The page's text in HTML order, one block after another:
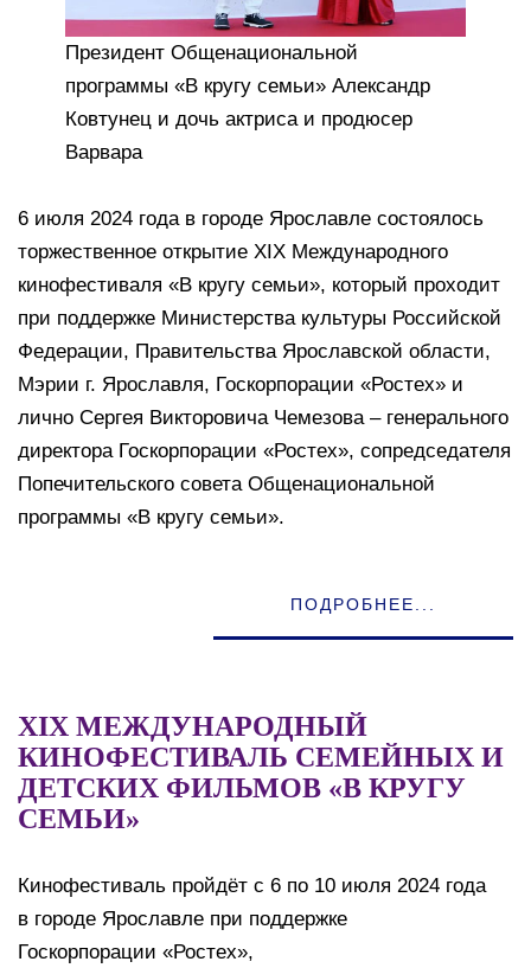
Президент Общенациональной
программы «В кругу семьи» Александр
Ковтунец и дочь актриса и продюсер
Варвара
6 июля 2024 года в городе Ярославле состоялось
торжественное открытие XIХ Международного
кинофестиваля «В кругу семьи», который проходит
при поддержке Министерства культуры Российской
Федерации, Правительства Ярославской области,
Мэрии г. Ярославля, Госкорпорации «Ростех» и
лично Сергея Викторовича Чемезова – генерального
директора Госкорпорации «Ростех», сопредседателя
Попечительского совета Общенациональной
программы «В кругу семьи».
ПОДРОБНЕЕ...
XIX МЕЖДУНАРОДНЫЙ
КИНОФЕСТИВАЛЬ СЕМЕЙНЫХ И
ДЕТСКИХ ФИЛЬМОВ «В КРУГУ
СЕМЬИ»
Кинофестиваль пройдёт с 6 по 10 июля 2024 года
в городе Ярославле при поддержке
Госкорпорации «Ростех»,